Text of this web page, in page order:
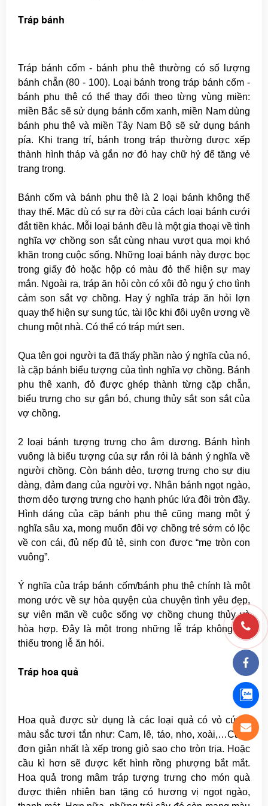
Tráp bánh
Tráp bánh cốm - bánh phu thê thường có số lượng
bánh chẵn (80 - 100). Loại bánh trong tráp bánh cốm -
bánh phu thê có thể thay đổi theo từng vùng miền:
miền Bắc sẽ sử dụng bánh cốm xanh, miền Nam dùng
bánh phu thê và miền Tây Nam Bộ sẽ sử dụng bánh
pía. Khi trang trí, bánh trong tráp thường được xếp
thành hình tháp và gắn nơ đỏ hay chữ hỷ để tăng vẻ
trang trọng.
Bánh cốm và bánh phu thê là 2 loại bánh không thể
thay thế. Mặc dù có sự ra đời của cách loại bánh cưới
đắt tiền khác. Mỗi loại bánh đều là một gia thoại về tình
nghĩa vợ chồng son sắt cùng nhau vượt qua mọi khó
khăn trong cuộc sống. Những loại bánh này được bọc
trong giấy đỏ hoặc hộp có màu đỏ thể hiện sự may
mắn. Ngoài ra, tráp ăn hỏi còn có xôi đỏ ngụ ý cho tình
cảm son sắt vợ chồng. Hay ý nghĩa tráp ăn hỏi lợn
quay thể hiện sự sung túc, tài lộc khi đôi uyên ương về
chung một nhà. Có thể có tráp mứt sen.
Qua tên gọi người ta đã thấy phần nào ý nghĩa của nó,
là cặp bánh biểu tượng của tình nghĩa vợ chồng. Bánh
phu thê xanh, đỏ được ghép thành từng cặp chẵn,
biểu trưng cho sự gắn bó, chung thủy sắt son sắt của
vợ chồng.
2 loại bánh tượng trưng cho âm dương. Bánh hình
vuông là biểu tượng của sự rắn rỏi là bánh ý nghĩa về
người chồng. Còn bánh dẻo, tượng trưng cho sự dịu
dàng, đảm đang của người vợ. Nhân bánh ngọt ngào,
thơm dẻo tượng trưng cho hạnh phúc lứa đôi tròn đầy.
Hình dáng của cặp bánh phu thê cũng mang một ý
nghĩa sâu xa, mong muốn đôi vợ chồng trẻ sớm có lộc
về con cái, đủ nếp đủ tẻ, sinh con được “mẹ tròn con
vuông”.
Ý nghĩa của tráp bánh cốm/bánh phu thê chính là một
mong ước về sự hòa quyện của chuyện tình yêu đẹp,
sự viên mãn về cuộc sống vợ chồng chung thủy và
hòa hợp. Đây là một trong những lễ tráp không thể
thiếu trong lễ ăn hỏi.
Tráp hoa quả
Hoa quả được sử dụng là các loại quả có vỏ cứng,
màu sắc tươi tắn như: Cam, lê, táo, nho, xoài,…Cách
đơn giản nhất là xếp trong giỏ sao cho tròn trịa. Hoặc
cầu kì hơn sẽ được kết hình rồng phượng bắt mắt.
Hoa quả trong mâm tráp tượng trưng cho món quà
được thiên nhiên ban tặng có hương vị ngọt ngào,